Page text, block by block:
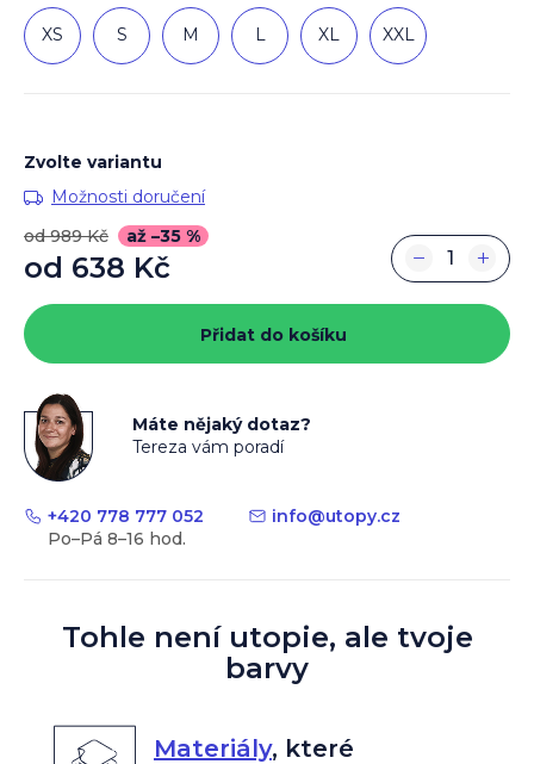
XS S M L XL XXL
Zvolte variantu
Možnosti doručení
od 989 Kč
až –35 %
od 638 Kč
cena:
+
−
Přidat do košíku
Máte nějaký dotaz?
Tereza vám poradí
+420 778 777 052 info@utopy.cz
Tohle není utopie, ale tvoje
barvy
Materiály, které